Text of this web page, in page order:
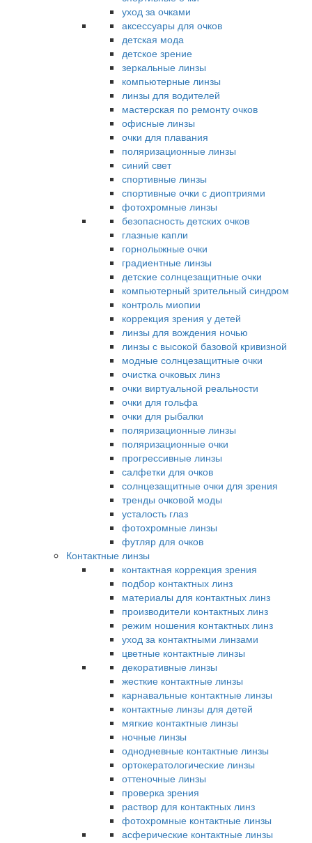
уход за очками
аксессуары для очков
детская мода
детское зрение
зеркальные линзы
компьютерные линзы
линзы для водителей
мастерская по ремонту очков
офисные линзы
очки для плавания
поляризационные линзы
синий свет
спортивные линзы
спортивные очки с диоптриями
фотохромные линзы
безопасность детских очков
глазные капли
горнолыжные очки
градиентные линзы
детские солнцезащитные очки
компьютерный зрительный синдром
контроль миопии
коррекция зрения у детей
линзы для вождения ночью
линзы с высокой базовой кривизной
модные солнцезащитные очки
очистка очковых линз
очки виртуальной реальности
очки для гольфа
очки для рыбалки
поляризационные линзы
поляризационные очки
прогрессивные линзы
салфетки для очков
солнцезащитные очки для зрения
тренды очковой моды
усталость глаз
фотохромные линзы
футляр для очков
Контактные линзы
контактная коррекция зрения
подбор контактных линз
материалы для контактных линз
производители контактных линз
режим ношения контактных линз
уход за контактными линзами
цветные контактные линзы
декоративные линзы
жесткие контактные линзы
карнавальные контактные линзы
контактные линзы для детей
мягкие контактные линзы
ночные линзы
однодневные контактные линзы
ортокератологические линзы
оттеночные линзы
проверка зрения
раствор для контактных линз
фотохромные контактные линзы
асферические контактные линзы